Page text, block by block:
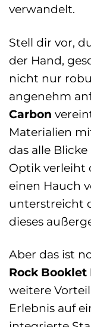
verwandelt.
Stell dir vor,
der Hand,
nicht nur
angenehm
Carbon
Materialien
das alle
Optik verleiht
einen Hauch
unterstreicht
dieses
Aber das ist
Rock Booklet
weitere
Erlebnis auf